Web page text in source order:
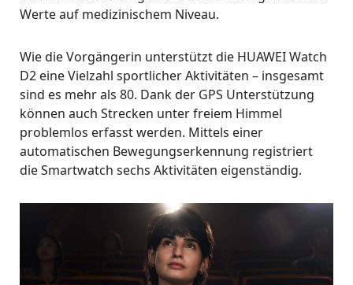
Werte auf medizinischem Niveau.
Wie die Vorgängerin unterstützt die HUAWEI Watch
D2 eine Vielzahl sportlicher Aktivitäten – insgesamt
sind es mehr als 80. Dank der GPS Unterstützung
können auch Strecken unter freiem Himmel
problemlos erfasst werden. Mittels einer
automatischen Bewegungserkennung registriert
die Smartwatch sechs Aktivitäten eigenständig.